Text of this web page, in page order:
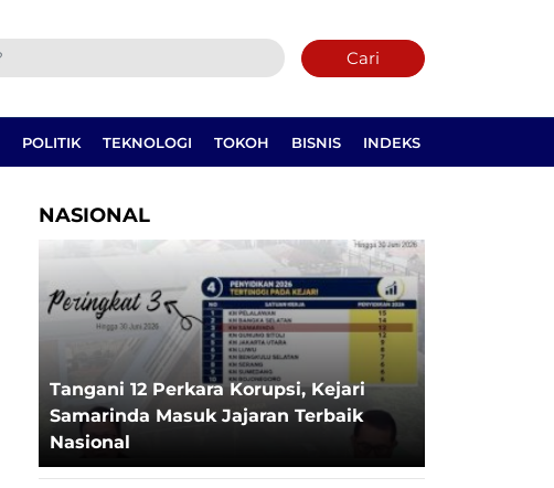
Cari
POLITIK TEKNOLOGI TOKOH BISNIS INDEKS
NASIONAL
Tangani 12 Perkara Korupsi, Kejari
Samarinda Masuk Jajaran Terbaik
Nasional